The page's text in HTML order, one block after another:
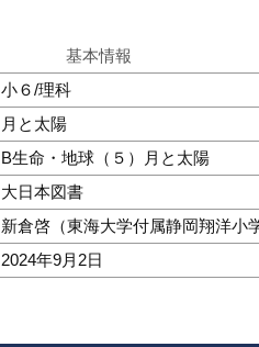
基本情報
小６/理科
月と太陽
B生命・地球（５）月と太陽
大日本図書
新倉啓（東海大学付属静岡翔洋小
2024年9月2日